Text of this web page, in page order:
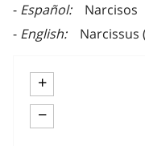
Español
Narcisos
English
Narcissus
+
−